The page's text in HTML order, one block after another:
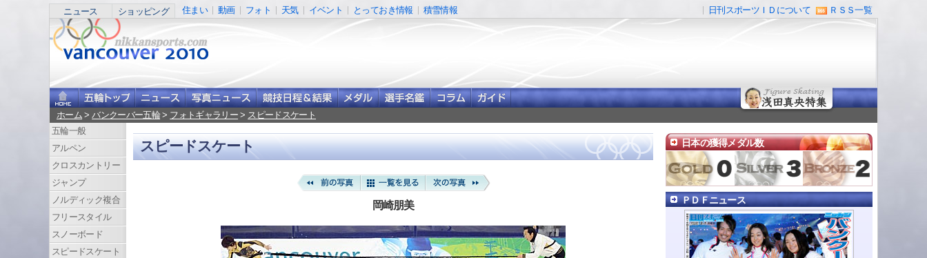
ニュース ショッピング 住まい 動画 フォト 天気 イベント とっておき情報 積雪情報 日刊スポーツＩＤについて ＲＳＳ一覧
ホーム >バンクーバー五輪> フォトギャラリー > スピードスケート
スピードスケート
岡崎朋美
五輪一般
アルペン
クロスカントリー
ジャンプ
ノルディック複合
フリースタイル
スノーボード
スピードスケート
日本の獲得メダル数
ＰＤＦニュース